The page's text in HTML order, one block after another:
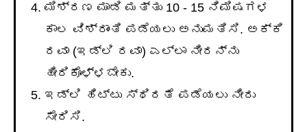
ಮಿಶ್ರಣ ಮಾಡಿ ಮತ್ತು 10 - 15 ನಿಮಿಷಗಳ
ಕಾಲ ವಿಶ್ರಾಂತಿ ಪಡೆಯಲು ಅನುಮತಿಸಿ. ಅಕ್ಕಿ
ರವಾ (ಇಡ್ಲಿ ರವಾ) ಎಲ್ಲಾ ನೀರನ್ನು
ಹೀರಿಕೊಳ್ಳಬೇಕು.
ಇಡ್ಲಿ ಹಿಟ್ಟು ಸ್ಥಿರತೆ ಪಡೆಯಲು ನೀರು
ಸೇರಿಸಿ.